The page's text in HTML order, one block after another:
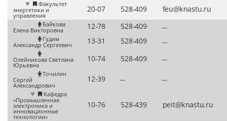
Факультет
энергетики и
управления
Байкова
Елена Викторовна
—
Гудим
Александр Сергеевич
—
Олейникова Светлана
Юрьевна
—
Точилин
Сергей
Александрович
—
—
Кафедра
«Промышленная
электроника и
инновационные
технологии»